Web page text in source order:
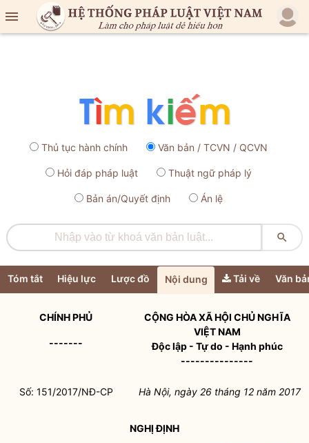

Thủ tục hành chính Văn bản / TCVN / QCVN
Hỏi đáp pháp luật Thuật ngữ pháp lý
Bản án/Quyết định Án lệ

Tóm tắt Hiệu lực Lược đồ Nội dung Tải về Văn
CHÍNH PHỦ
-------
CỘNG HÒA XÃ HỘI CHỦ NGHĨA
VIỆT NAM
Độc lập - Tự do - Hạnh phúc
---------------
Số: 151/2017/NĐ-CP Hà Nội, ngày 26tháng 12năm 2017
NGHỊ ĐỊNH